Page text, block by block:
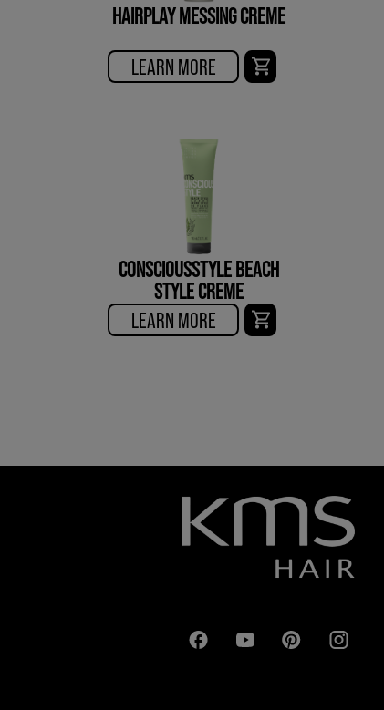
HAIRPLAY MESSING CREME
LEARN MORE
CONSCIOUSSTYLE BEACH
STYLE CREME
LEARN MORE